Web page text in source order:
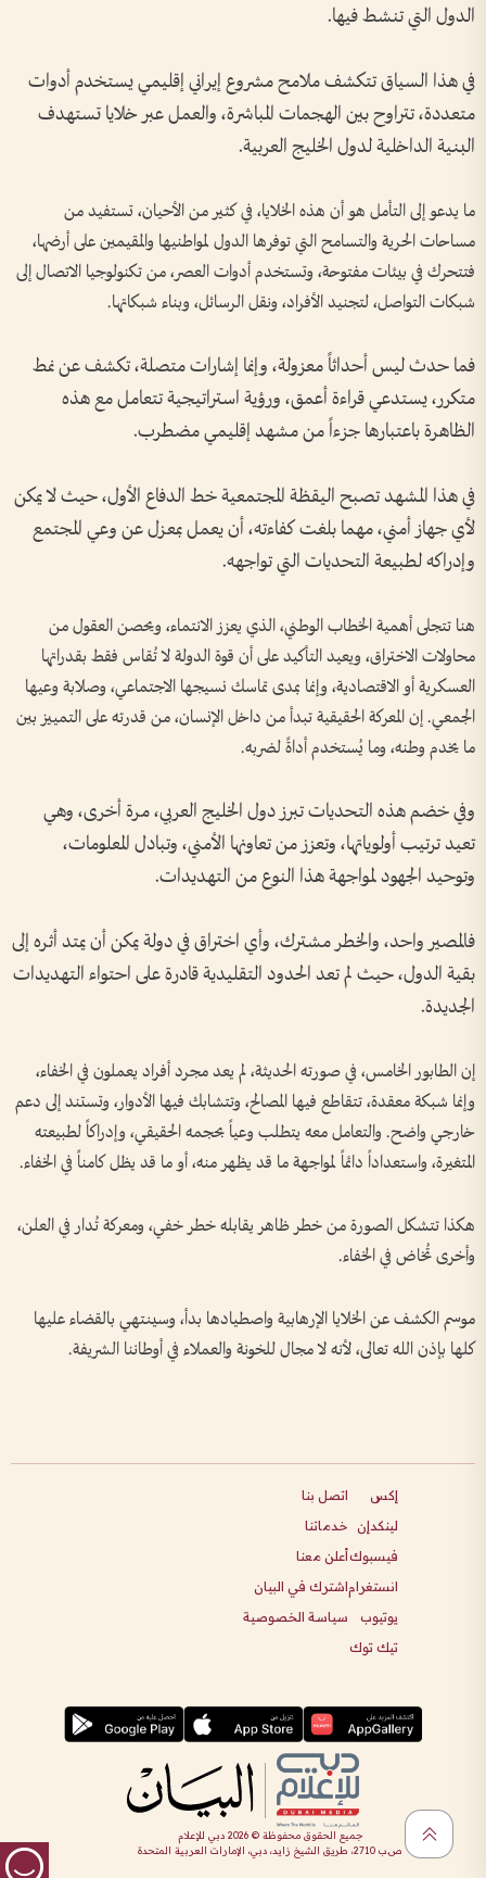
الدول التي تنشط فيها.
في هذا السياق تتكشف ملامح مشروع إيراني إقليمي يستخدم أدوات
متعددة، تتراوح بين الهجمات المباشرة، والعمل عبر خلايا تستهدف
البنية الداخلية لدول الخليج العربية.
ما يدعو إلى التأمل هو أن هذه الخلايا، في كثير من الأحيان، تستفيد من
مساحات الحرية والتسامح التي توفرها الدول لمواطنيها والمقيمين على أرضها،
فتتحرك في بيئات مفتوحة، وتستخدم أدوات العصر، من تكنولوجيا الاتصال إلى
شبكات التواصل، لتجنيد الأفراد، ونقل الرسائل، وبناء شبكاتها.
فما حدث ليس أحداثاً معزولة، وإنما إشارات متصلة، تكشف عن نمط
متكرر، يستدعي قراءة أعمق، ورؤية استراتيجية تتعامل مع هذه
الظاهرة باعتبارها جزءاً من مشهد إقليمي مضطرب.
في هذا المشهد تصبح اليقظة المجتمعية خط الدفاع الأول، حيث لا يمكن
لأي جهاز أمني، مهما بلغت كفاءته، أن يعمل بمعزل عن وعي المجتمع
وإدراكه لطبيعة التحديات التي تواجهه.
هنا تتجلى أهمية الخطاب الوطني، الذي يعزز الانتماء، ويحصن العقول من
محاولات الاختراق، ويعيد التأكيد على أن قوة الدولة لا تُقاس فقط بقدراتها
العسكرية أو الاقتصادية، وإنما بمدى تماسك نسيجها الاجتماعي، وصلابة وعيها
الجمعي. إن المعركة الحقيقية تبدأ من داخل الإنسان، من قدرته على التمييز بين
ما يخدم وطنه، وما يُستخدم أداةً لضربه.
وفي خضم هذه التحديات تبرز دول الخليج العربي، مرة أخرى، وهي
تعيد ترتيب أولوياتها، وتعزز من تعاونها الأمني، وتبادل المعلومات،
وتوحيد الجهود لمواجهة هذا النوع من التهديدات.
فالمصير واحد، والخطر مشترك، وأي اختراق في دولة يمكن أن يمتد أثره إلى
بقية الدول، حيث لم تعد الحدود التقليدية قادرة على احتواء التهديدات
الجديدة.
إن الطابور الخامس، في صورته الحديثة، لم يعد مجرد أفراد يعملون في الخفاء،
وإنما شبكة معقدة، تتقاطع فيها المصالح، وتتشابك فيها الأدوار، وتستند إلى دعم
خارجي واضح. والتعامل معه يتطلب وعياً بحجمه الحقيقي، وإدراكاً لطبيعته
المتغيرة، واستعداداً دائماً لمواجهة ما قد يظهر منه، أو ما قد يظل كامناً في الخفاء.
هكذا تتشكل الصورة من خطر ظاهر يقابله خطر خفي، ومعركة تُدار في العلن،
وأخرى تُخاض في الخفاء.
موسم الكشف عن الخلايا الإرهابية واصطيادها بدأ، وسينتهي بالقضاء عليها
كلها بإذن الله تعالى، لأنه لا مجال للخونة والعملاء في أوطاننا الشريفة.
إكس
لينكدإن
فيسبوك
انستغرام
يوتيوب
تيك توك
اتصل بنا
خدماتنا
أعلن معنا
اشترك في البيان
سياسة الخصوصية
جميع الحقوق محفوظة ©2026 دبي للإعلام
ص.ب 2710، طريق الشيخ زايد، دبي، الإمارات العربية المتحدة